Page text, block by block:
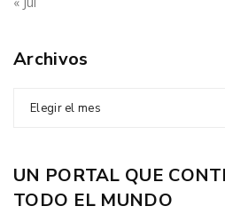
Archivos
Elegir el mes
UN PORTAL QUE
TODO EL MUNDO